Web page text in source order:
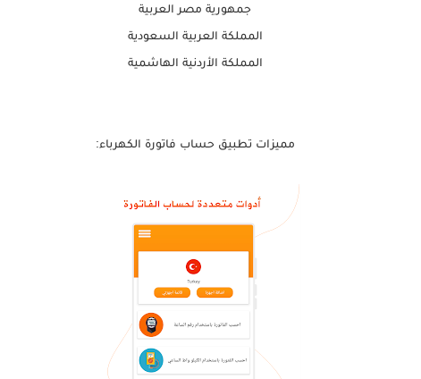
جمهورية مصر العربية
المملكة العربية السعودية
المملكة الأردنية الهاشمية
مميزات تطبيق حساب فاتورة الكهرباء: